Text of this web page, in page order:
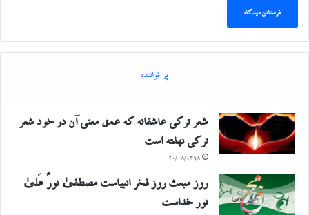
پرخواننده
شعر ترکی عاشقانه که عمق معنی آن در خود شعر
ترکی نهفته است
۲۰/۰۸/۱۳۹۸
روز مبعث روز فخر انبیاست مصطفیٰ نورٌ عَلیٰ
نور خداست